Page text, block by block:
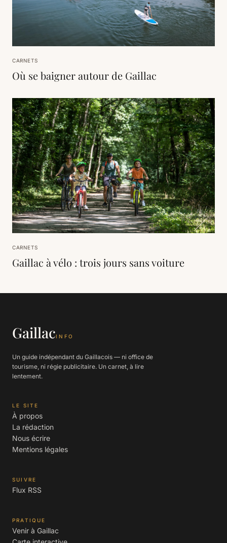
CARNETS
Où se baigner autour de Gaillac
CARNETS
Gaillac à vélo : trois jours sans voiture
GaillacINFO
Un guide indépendant du Gaillacois — ni office de
tourisme, ni régie publicitaire. Un carnet, à lire
lentement.
LE SITE
À propos
La rédaction
Nous écrire
Mentions légales
SUIVRE
Flux RSS
PRATIQUE
Venir à Gaillac